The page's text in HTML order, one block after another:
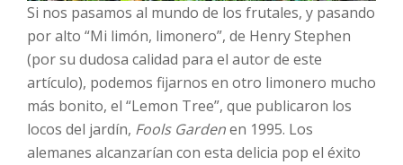
Si nos pasamos al mundo de los frutales, y pasando
por alto “Mi limón, limonero”, de Henry Stephen
(por su dudosa calidad para el autor de este
artículo), podemos fijarnos en otro limonero mucho
más bonito, el “Lemon Tree”, que publicaron los
locos del jardín, Fools Gardenen 1995. Los
alemanes alcanzarían con esta delicia pop el éxito